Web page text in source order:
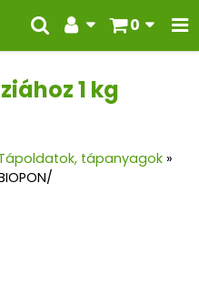
0
1 kg
tápanyagok »